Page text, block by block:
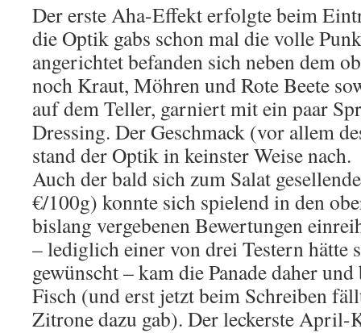
Der erste Aha-Effekt erfolgte beim
die Optik gabs schon mal die volle
angerichtet befanden sich neben dem
noch Kraut, Möhren und Rote Beete
auf dem Teller, garniert mit ein paar
Dressing. Der Geschmack (vor allem
stand der Optik in keinster Weise nach.
Auch der bald sich zum Salat
€/100g) konnte sich spielend in den
bislang vergebenen Bewertungen
– lediglich einer von drei Testern hätte
gewünscht – kam die Panade daher
Fisch (und erst jetzt beim Schreiben
Zitrone dazu gab). Der leckerste April-